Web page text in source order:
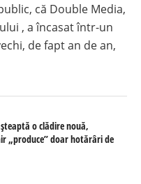
că Double Media,
, a încasat într-un
de fapt an de an,
o clădire nouă,
„produce” doar hotărâri de